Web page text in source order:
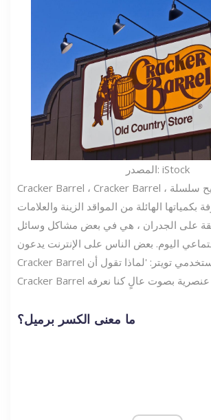
المصدر: iStock
Cracker Barrel ، Cracker Barrel ، أسلوب الطعام المريح سلسلة
الهائلة من المواقد الزينة والعلامات
على الجدران ، هي في بعض مشاكل وسائل
اليوم. بعض الناس على الإنترنت يدعون
Cracker Barrel عنصري . كتب أحد مستخدمي تويتر: 'لماذا تقول أن
ما معنى الكسر برميل؟